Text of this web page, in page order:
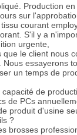
Production
sur
courant
S'il y a
urgente,
que le client nous
essayerons
un temps de
de
de PCs
produit d'usine
?
brosses